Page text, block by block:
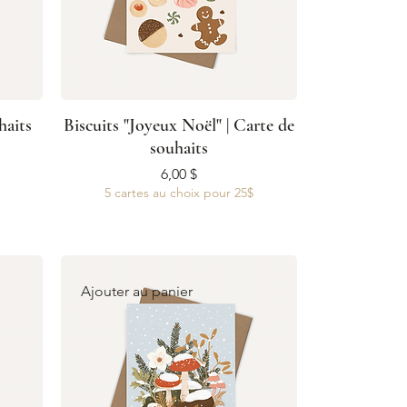
Biscuits "Joyeux Noël" | Carte de
souhaits
Prix
6,00 $
5 cartes au choix pour 25$
Ajouter au panier